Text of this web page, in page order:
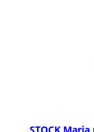
STOCK